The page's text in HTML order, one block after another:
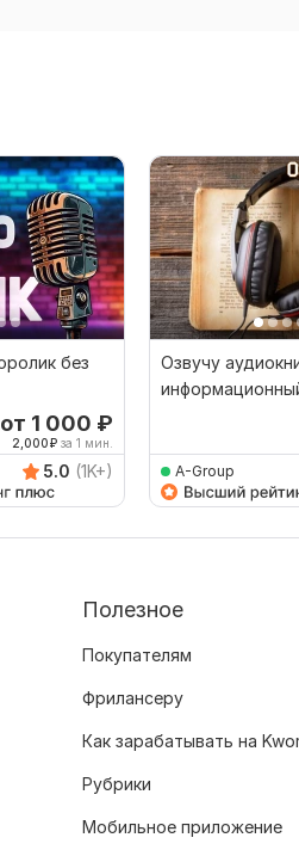
без
от 1 000 ₽
2,000₽ за 1 мин.
5.0 (1K+)
Озвучу
презентацию,
A-Group
Полезное
Покупателям
Фрилансеру
Как зарабатывать на
Рубрики
Мобильное приложение